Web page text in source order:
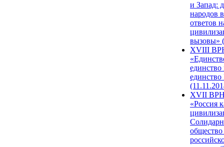
и Запад:
народов
ответов
вызовы»
XVIII
единство
единство
XVII
«Россия